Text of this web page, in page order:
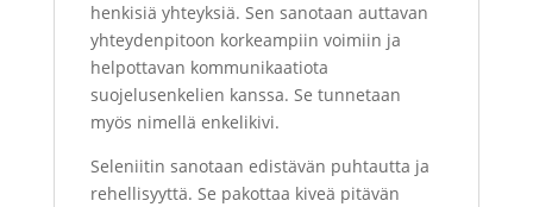
henkisiä yhteyksiä. Sen sanotaan auttavan
yhteydenpitoon korkeampiin voimiin ja
helpottavan kommunikaatiota
suojelusenkelien kanssa. Se tunnetaan
myös nimellä enkelikivi.
Seleniitin sanotaan edistävän puhtautta ja
rehellisyyttä. Se pakottaa kiveä pitävän